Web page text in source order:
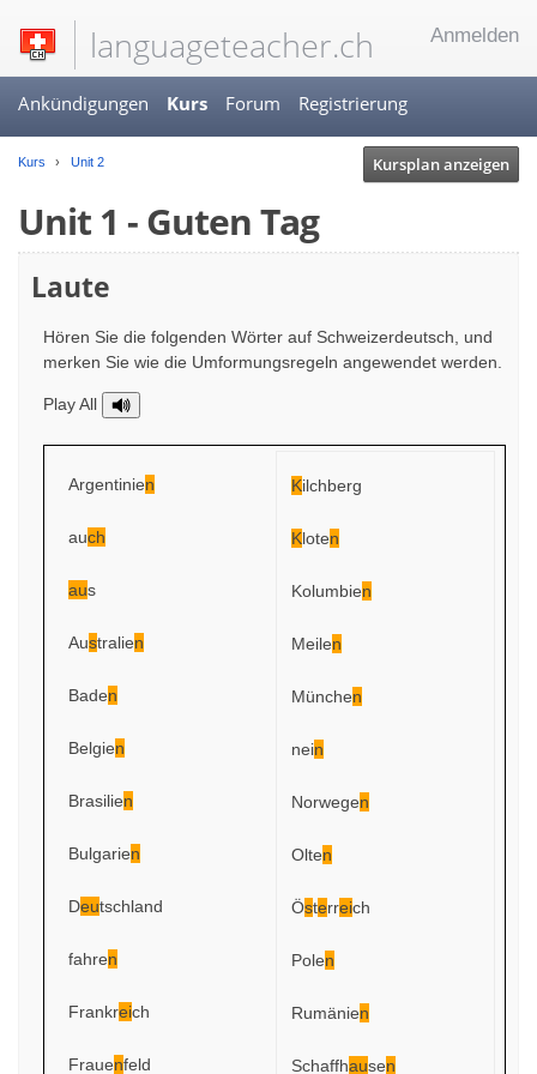
languageteacher.ch Anmelden
Ankündigungen Kurs Forum Registrierung
Kursplan anzeigen
Kurs Unit 2
Unit 1 - Guten Tag
Laute
Hören Sie die folgenden Wörter auf Schweizerdeutsch, und
merken Sie wie die Umformungsregeln angewendet werden.
Play All
Argentinien
auch
aus
Australien
Baden
Belgien
Brasilien
Bulgarien
Deutschland
fahren
Frankreich
Frauenfeld
Kilchberg
Kloten
Kolumbien
Meilen
München
nein
Norwegen
Olten
Österreich
Polen
Rumänien
Schaffhausen